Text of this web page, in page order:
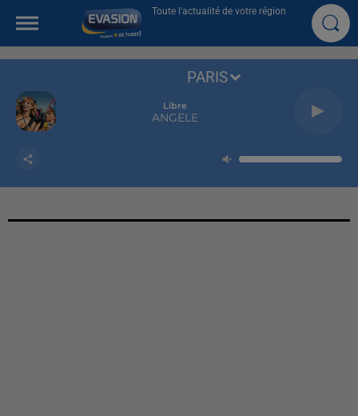
Toute l'actualité de votre région
Libre
ANGELE
PARIS